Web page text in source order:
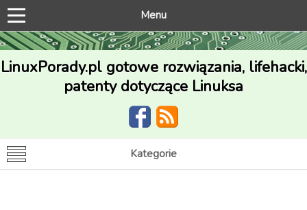
Menu
LinuxPorady.pl gotowe rozwiązania, lifehacki,
patenty dotyczące Linuksa
Kategorie